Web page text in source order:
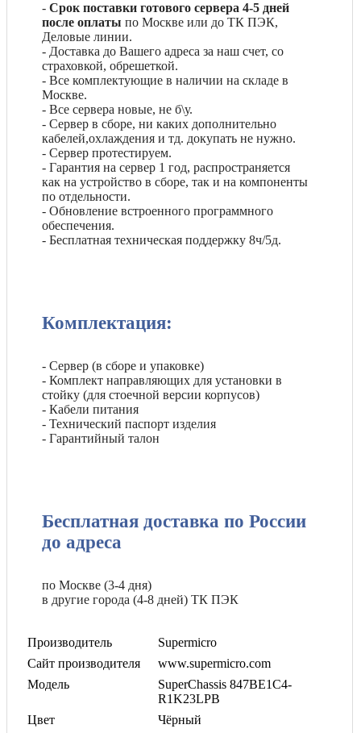
-Срок поставки готового сервера 4-5 дней
после оплаты по Москве или до ТК ПЭК,
Деловые линии.
- Доставка до Вашего адреса за наш счет, со
страховкой, обрешеткой.
- Все комплектующие в наличии на складе в
Москве.
- Все сервера новые, не б\у.
- Сервер в сборе, ни каких дополнительно
кабелей,охлаждения и тд. докупать не нужно.
- Сервер протестируем.
- Гарантия на сервер 1 год, распространяется
как на устройство в сборе, так и на компоненты
по отдельности.
- Обновление встроенного программного
обеспечения.
- Бесплатная техническая поддержку 8ч/5д.
Комплектация:
- Сервер (в сборе и упаковке)
- Комплект направляющих для установки в
стойку (для стоечной версии корпусов)
- Кабели питания
- Технический паспорт изделия
- Гарантийный талон
Бесплатная доставка по России
до адреса
по Москве (3-4 дня)
в другие города (4-8 дней) ТК ПЭК
Производитель
Supermicro
Сайт производителя
www.supermicro.com
Модель
SuperChassis 847BE1C4-
R1K23LPB
Цвет
Чёрный